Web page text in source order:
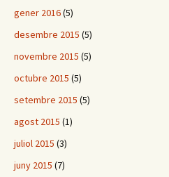
gener 2016(5)
desembre 2015 (5)
novembre 2015 (5)
octubre 2015 (5)
setembre 2015 (5)
agost 2015 (1)
juliol 2015 (3)
juny 2015 (7)